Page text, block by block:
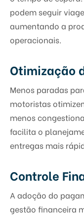
podem seguir
aumentando a
operacionais.
Otimização
Menos paradas
motoristas
menos
facilita o
entregas mais
Controle
A adoção do
gestão financeira